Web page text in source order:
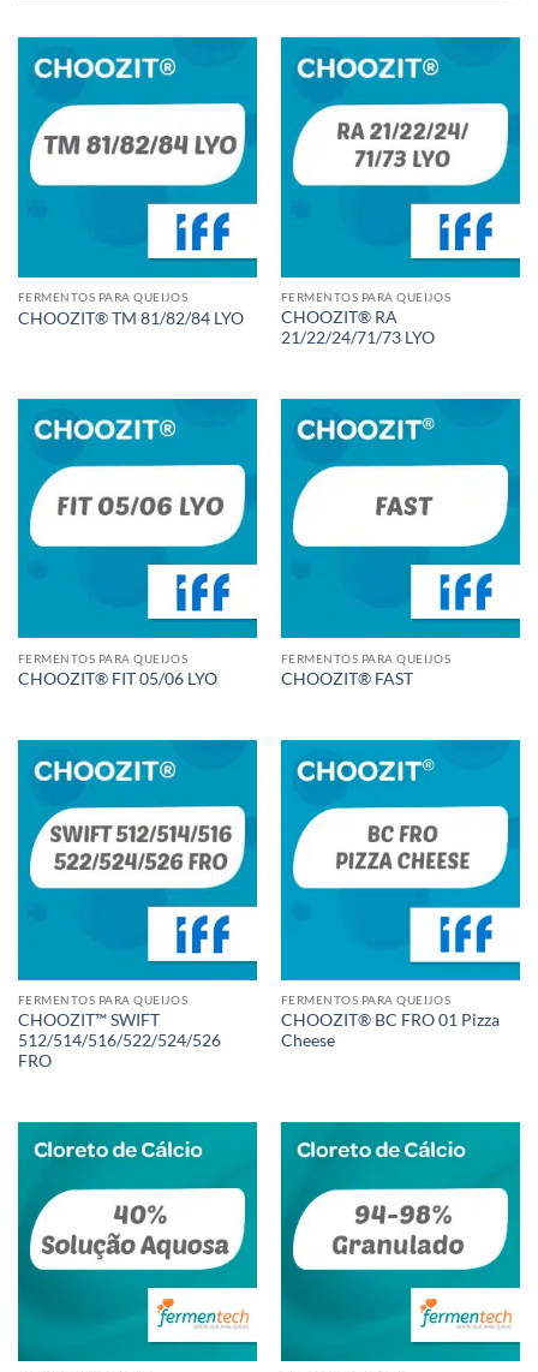
FERMENTOS PARA QUEIJOS
CHOOZIT® TM 81/82/84 LYO
FERMENTOS PARA QUEIJOS
CHOOZIT® RA
21/22/24/71/73 LYO
FERMENTOS PARA QUEIJOS
CHOOZIT® FIT 05/06 LYO
FERMENTOS PARA QUEIJOS
CHOOZIT® FAST
FERMENTOS PARA QUEIJOS
CHOOZIT™ SWIFT
512/514/516/522/524/526
FRO
FERMENTOS PARA QUEIJOS
CHOOZIT® BC FRO 01 Pizza
Cheese